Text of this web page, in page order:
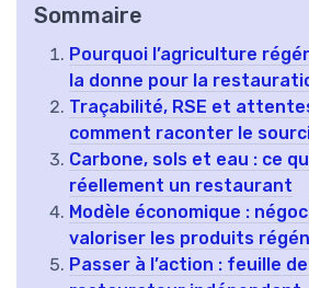
Sommaire
Pourquoi l’agriculture
la donne pour la
Traçabilité, RSE et
comment raconter le
Carbone, sols et eau : ce
réellement un restaurant
Modèle économique :
valoriser les produits
Passer à l’action : feuille